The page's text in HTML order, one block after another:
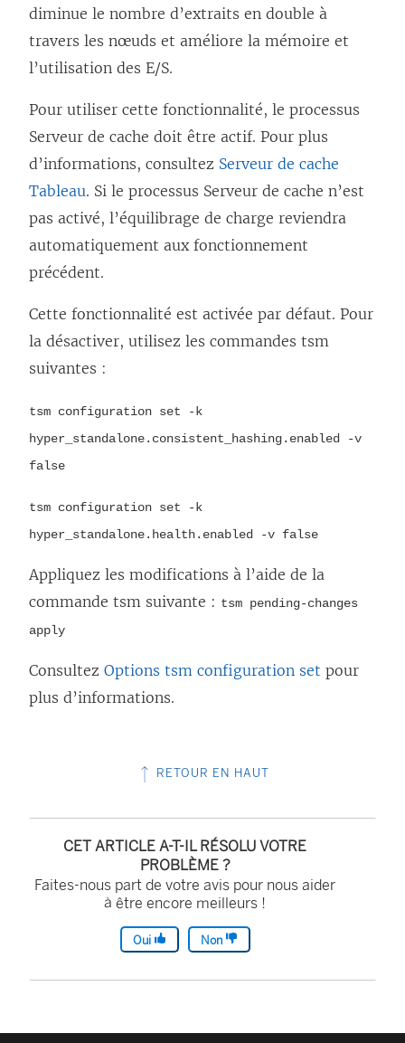
diminue le nombre d’extraits en double à
travers les nœuds et améliore la mémoire et
l’utilisation des E/S.
Pour utiliser cette fonctionnalité, le processus
Serveur de cache doit être actif. Pour plus
d’informations, consultez Serveur de cache
Tableau. Si le processus Serveur de cache n’est
pas activé, l’équilibrage de charge reviendra
automatiquement aux fonctionnement
précédent.
Cette fonctionnalité est activée par défaut. Pour
la désactiver, utilisez les commandes tsm
suivantes :
tsm configuration set -k
hyper_standalone.consistent_hashing.enabled -v
false
tsm configuration set -k
hyper_standalone.health.enabled -v false
Appliquez les modifications à l’aide de la
commande tsm suivante : tsm pending-changes
apply
Consultez Options tsm configuration set pour
plus d’informations.
RETOUR EN HAUT
CET ARTICLE A-T-IL RÉSOLU VOTRE
PROBLÈME ?
Faites-nous part de votre avis pour nous aider
à être encore meilleurs !
Oui Non